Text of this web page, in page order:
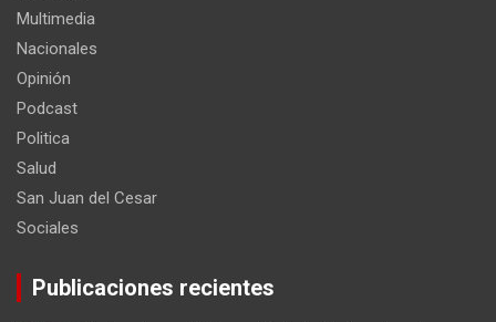
Multimedia
Nacionales
Opinión
Podcast
Politica
Salud
San Juan del Cesar
Sociales
Publicaciones recientes